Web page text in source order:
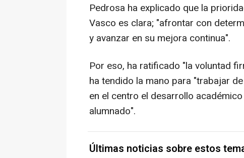
Pedrosa ha explicado que la
Vasco es clara; "afrontar con
y avanzar en su mejora continua".
Por eso, ha ratificado "la voluntad
ha tendido la mano para "trabajar
en el centro el desarrollo
alumnado".
Últimas noticias sobre estos